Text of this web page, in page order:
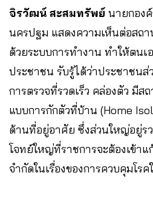
จิรวัฒน์ สะสมทรัพย์ นายกอง
นครปฐม แสดงความเห็นต่อสถา
ด้วยระบบการทำงาน ทำให้ตนเ
ประชาชน รับรู้ได้ว่าประชาชนส่
การตรวจที่รวดเร็ว คล่องตัว มีส
แบบการกักตัวที่บ้าน (Home
ด้านที่อยู่อาศัย ซึ่งส่วนใหญ่อยู่ร
โจทย์ใหญ่ที่ราชการจะต้องเข้า
จำกัดในเรื่องของการควบคุมโร